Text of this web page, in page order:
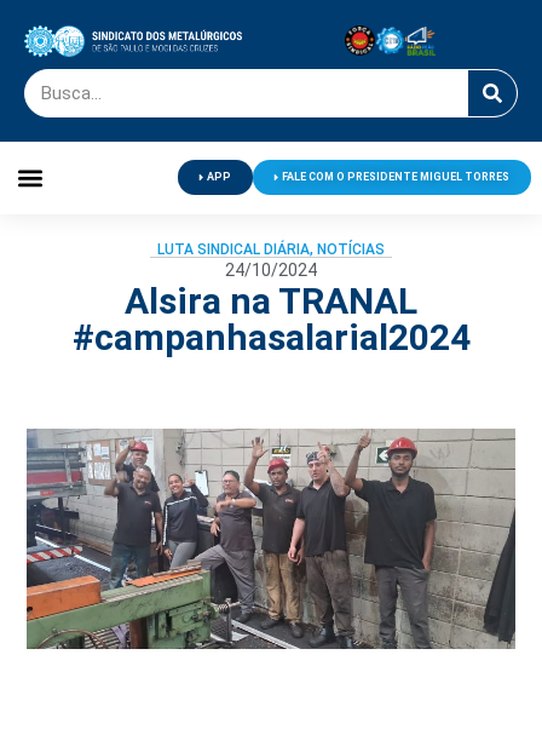
APP FALE COM O PRESIDENTE MIGUEL TORRES
LUTA SINDICAL DIÁRIA, NOTÍCIAS
24/10/2024
Alsira na TRANAL
#campanhasalarial2024